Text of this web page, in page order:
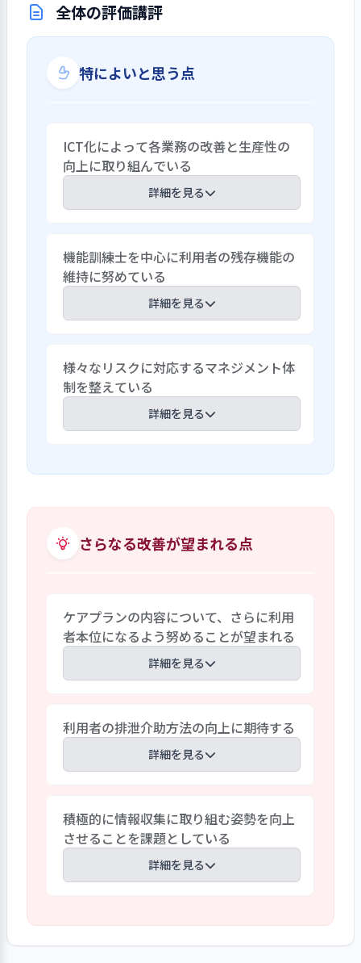
全体の評価講評
特によいと思う点
ICT化によって各業務の改善と生産性の
向上に取り組んでいる
詳細を見る
タブレットの導入により、記録業務の改善
と職員への負担軽減が出来ている。タブ
レットとパソコン上の介護ソフトが連動
しており、どこからでも確認できるため、
また、見守り支援システム（眠りSCAN・
EYE）の導入により、夜勤業務の改善と利
用者の事故防止に繋がっている。ICT化に
よって、各業務の改善と生産性の向上に取
り組んでいる。
機能訓練士を中心に利用者の残存機能の
維持に努めている
詳細を見る
０％となっている。車イスでも自操できる
よう、機能訓練指導員が中心となって、
個々の状態に合った車イスの選定を行って
いる。安全を第一として、ADL、車イス等
具の使用方法や介助方法は動画利用や現
る。事故発生時には多職種と原因の究明
る。コロナ禍での利用者の機能低下や認
様々なリスクに対応するマネジメント体
制を整えている
詳細を見る
担、緊急時対応マニュアルなどを設けて
事故防止会議、衛生会議、感染対策会
る。新型コロナウイルスの蔓延防止対策
が数年来のリスクマネジメント最優先課
題であり、対応マニュアや感染症発生時に
おける事業継続計画（BCP）を策定し、安
さらなる改善が望まれる点
ケアプランの内容について、さらに利用
者本位になるよう努めることが望まれる
詳細を見る
見直しをし、原案を立て、ケアマネジャー
が確認しケアプランを作成している。ケ
アプランの内容を実行するのは介護職員
握し易いとの観点から、ケアプランの素
案は居室担当者が立てている。ケアマネ
ジャーは補足しながら素案を確認している
が、以前と同じ内容になり易い傾向があ
る。ケアマネジャーは３名いるが、生活相
に利用者にとって意義のあるケアプランに
なるよう努めることが望まれる。
利用者の排泄介助方法の向上に期待する
詳細を見る
トにて日中、夜間ともに実施していると
のヒヤリングにて報告受ける。フロア内
の感染防止、消臭対策等々、また、利用
者のプライバシー保護においても支援方法
積極的に情報収集に取り組む姿勢を向上
させることを課題としている
詳細を見る